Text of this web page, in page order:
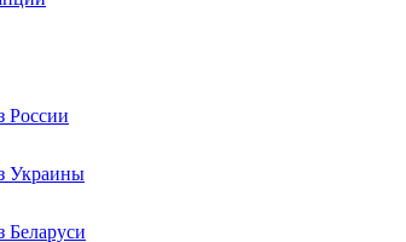
России
Украины
Беларуси